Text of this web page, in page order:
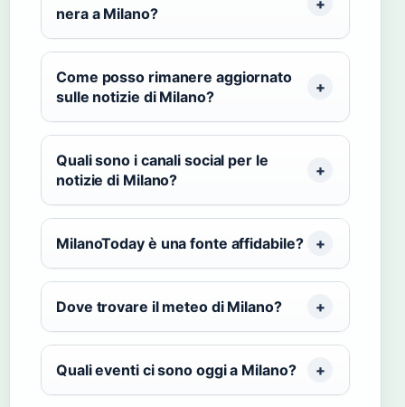
nera a Milano?
Come posso rimanere aggiornato
sulle notizie di Milano?
Quali sono i canali social per le
notizie di Milano?
MilanoToday è una fonte affidabile?
Dove trovare il meteo di Milano?
Quali eventi ci sono oggi a Milano?